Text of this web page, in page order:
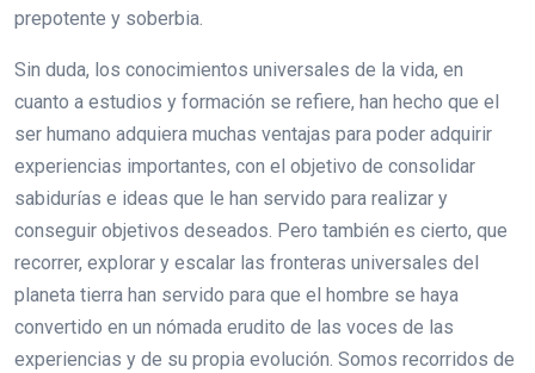
prepotente y soberbia.
Sin duda, los conocimientos universales de la vida, en
cuanto a estudios y formación se refiere, han hecho que el
ser humano adquiera muchas ventajas para poder adquirir
experiencias importantes, con el objetivo de consolidar
sabidurías e ideas que le han servido para realizar y
conseguir objetivos deseados. Pero también es cierto, que
recorrer, explorar y escalar las fronteras universales del
planeta tierra han servido para que el hombre se haya
convertido en un nómada erudito de las voces de las
experiencias y de su propia evolución. Somos recorridos de